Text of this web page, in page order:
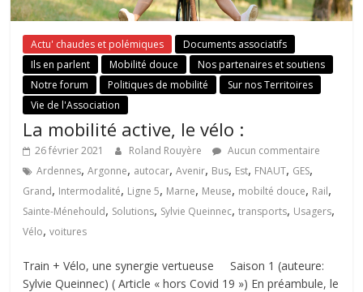
Actu' chaudes et polémiques
Documents associatifs
Ils en parlent
Mobilité douce
Nos partenaires et soutiens
Notre forum
Politiques de mobilité
Sur nos Territoires
Vie de l'Association
La mobilité active, le vélo :
26 février 2021 Roland Rouyère
Aucun commentaire
Ardennes,Argonne, autocar,Avenir, Bus, Est, FNAUT, GES,
Grand, Intermodalité, Ligne 5, Marne, Meuse, mobilté douce, Rail,
Sainte-Ménehould, Solutions, Sylvie Queinnec,transports, Usagers,
Vélo,voitures
Train + Vélo, une synergie vertueuse Saison 1 (auteure:
Sylvie Queinnec) ( Article « hors Covid 19 ») En préambule, le